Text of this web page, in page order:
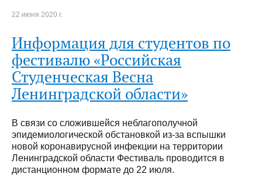
22 июня 2020 г.
Информация для студентов по
фестивалю «Российская
Студенческая Весна
Ленинградской области»
В связи со сложившейся неблагополучной
эпидемиологической обстановкой из-за вспышки
новой коронавирусной инфекции на территории
Ленинградской области Фестиваль проводится в
дистанционном формате до 22 июля.